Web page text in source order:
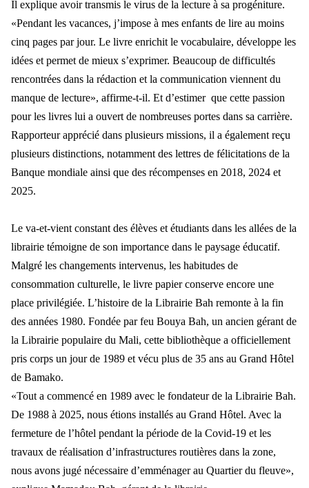
Il explique avoir transmis le virus de la lecture à sa progéniture.
«Pendant les vacances, j’impose à mes enfants de lire au moins
cinq pages par jour. Le livre enrichit le vocabulaire, développe les
idées et permet de mieux s’exprimer. Beaucoup de difficultés
rencontrées dans la rédaction et la communication viennent du
manque de lecture», affirme-t-il. Et d’estimer que cette passion
pour les livres lui a ouvert de nombreuses portes dans sa carrière.
Rapporteur apprécié dans plusieurs missions, il a également reçu
plusieurs distinctions, notamment des lettres de félicitations de la
Banque mondiale ainsi que des récompenses en 2018, 2024 et
2025.
Le va-et-vient constant des élèves et étudiants dans les allées de la
librairie témoigne de son importance dans le paysage éducatif.
Malgré les changements intervenus, les habitudes de
consommation culturelle, le livre papier conserve encore une
place privilégiée. L’histoire de la Librairie Bah remonte à la fin
des années 1980. Fondée par feu Bouya Bah, un ancien gérant de
la Librairie populaire du Mali, cette bibliothèque a officiellement
pris corps un jour de 1989 et vécu plus de 35 ans au Grand Hôtel
de Bamako.
«Tout a commencé en 1989 avec le fondateur de la Librairie Bah.
De 1988 à 2025, nous étions installés au Grand Hôtel. Avec la
fermeture de l’hôtel pendant la période de la Covid-19 et les
travaux de réalisation d’infrastructures routières dans la zone,
nous avons jugé nécessaire d’emménager au Quartier du fleuve»,